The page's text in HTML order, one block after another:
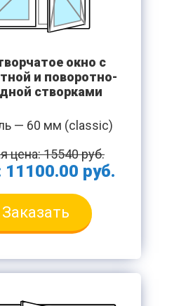
окно с
и поворотно-
створками
— 60 мм (classic)
цена: 15540 руб.
11100.00 руб.
Заказать